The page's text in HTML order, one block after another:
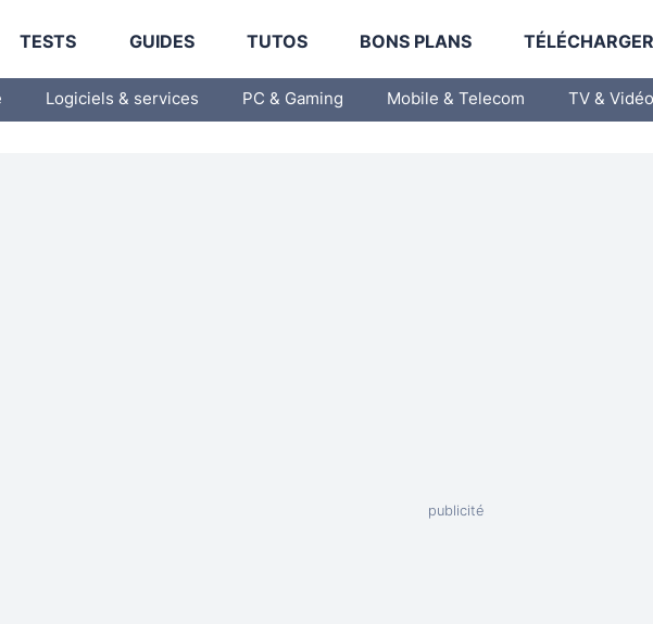
TESTS GUIDES TUTOS BONS PLANS
Logiciels & services PC & Gaming Mobile & Telecom TV & Vidéo